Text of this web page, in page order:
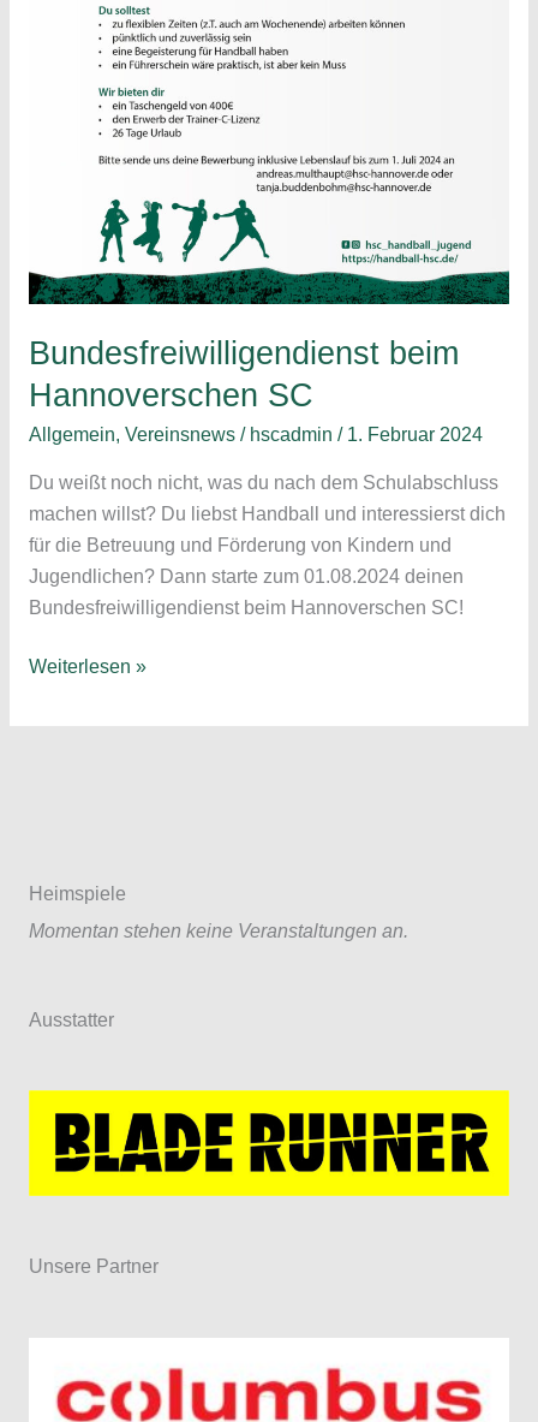
Bundesfreiwilligendienst beim
Hannoverschen SC
Allgemein, Vereinsnews/ hscadmin / 1. Februar 2024
Du weißt noch nicht, was du nach dem Schulabschluss
machen willst? Du liebst Handball und interessierst dich
für die Betreuung und Förderung von Kindern und
Jugendlichen? Dann starte zum 01.08.2024 deinen
Bundesfreiwilligendienst beim Hannoverschen SC!
Bundesfreiwilligendienst
Hannoverschen
Weiterlesen »
Heimspiele
Momentan stehen keine Veranstaltungen an.
Ausstatter
Unsere Partner